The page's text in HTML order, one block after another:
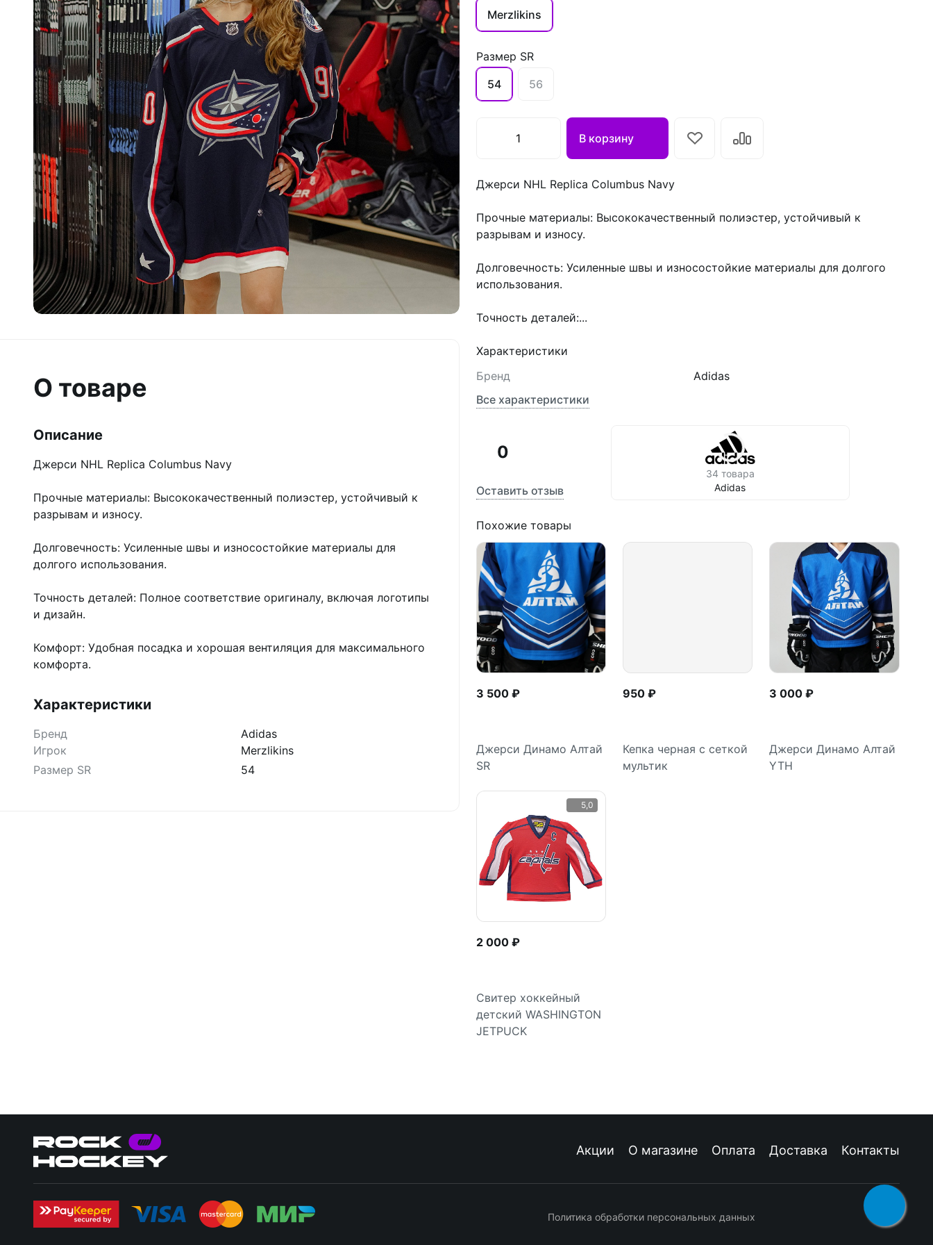
Merzlikins
Размер SR
54
56
В корзину
Джерси NHL Replica Columbus Navy
Прочные материалы: Высококачественный полиэстер, устойчивый к
разрывам и износу.
Долговечность: Усиленные швы и износостойкие материалы для долгого
использования.
Точность деталей:...
Характеристики
Бренд
Adidas
Все характеристики
0
Оставить отзыв
34 товара
Adidas
Похожие товары
3 500 ₽
Джерси Динамо Алтай
SR
950 ₽
Кепка черная с сеткой
мультик
3 000 ₽
Джерси Динамо Алтай
YTH
5,0
Подробнее
2 000 ₽
Свитер хоккейный
детский WASHINGTON
JETPUCK
О товаре
Описание
Джерси NHL Replica Columbus Navy
Прочные материалы: Высококачественный полиэстер, устойчивый к
разрывам и износу.
Долговечность: Усиленные швы и износостойкие материалы для
долгого использования.
Точность деталей: Полное соответствие оригиналу, включая логотипы
и дизайн.
Комфорт: Удобная посадка и хорошая вентиляция для максимального
комфорта.
Характеристики
Бренд
Adidas
Игрок
Merzlikins
Размер SR
54
Акции О магазине Оплата Доставка Контакты
Политика обработки персональных данных